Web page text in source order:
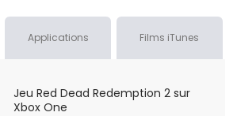
Applications Films iTunes
Jeu Red Dead Redemption 2 sur
Xbox One